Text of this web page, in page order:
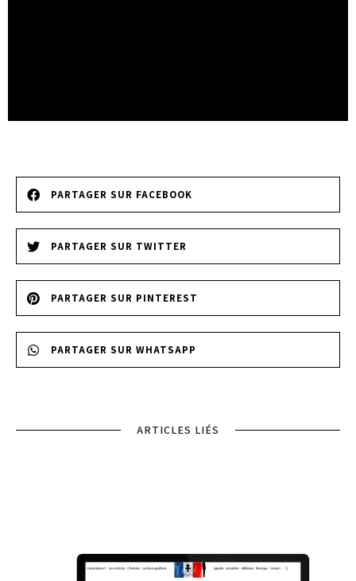
PARTAGER SUR FACEBOOK
PARTAGER SUR TWITTER
PARTAGER SUR PINTEREST
PARTAGER SUR WHATSAPP
ARTICLES LIÉS